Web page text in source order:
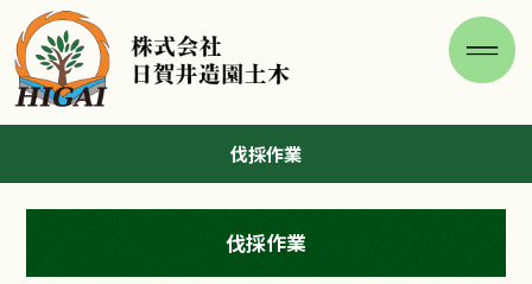
伐採作業
伐採作業